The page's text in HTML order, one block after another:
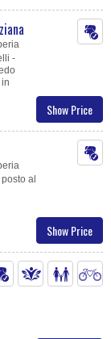
Show Price
-
Show Price
al